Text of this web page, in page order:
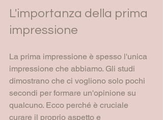
L'importanza della prima
impressione
La prima impressione è spesso l'unica
impressione che abbiamo. Gli studi
dimostrano che ci vogliono solo pochi
secondi per formare un'opinione su
qualcuno. Ecco perché è cruciale
curare il proprio aspetto e